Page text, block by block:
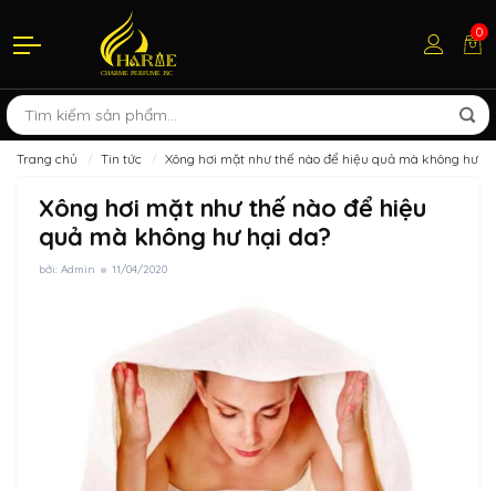
0
Trang chủ Tin tức Xông hơi mặt như thế nào để hiệu quả mà không hư
Xông hơi mặt như thế nào để hiệu
quả mà không hư hại da?
bởi: Admin 11/04/2020